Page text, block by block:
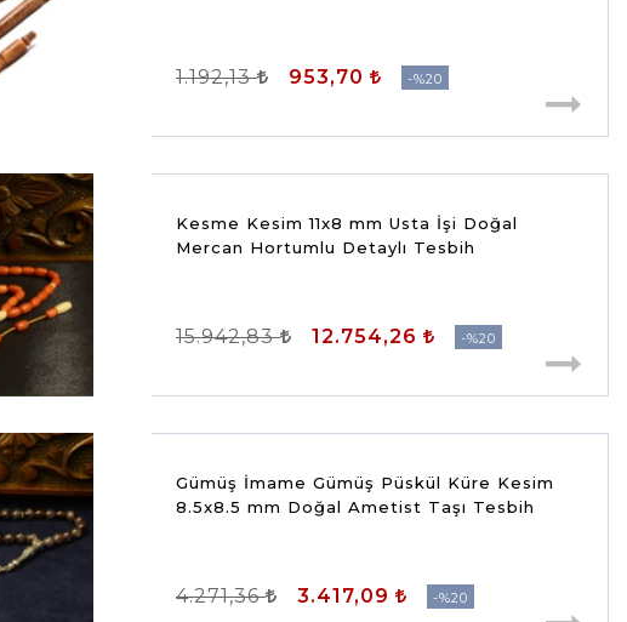
1.192,13 953,70 %20
Kesme Kesim 11x8 mm Usta İşi Doğal
Mercan Hortumlu Detaylı Tesbih
15.942,83 12.754,26 %20
Gümüş İmame Gümüş Püskül Küre Kesim
8.5x8.5 mm Doğal Ametist Taşı Tesbih
4.271,36 3.417,09 %20